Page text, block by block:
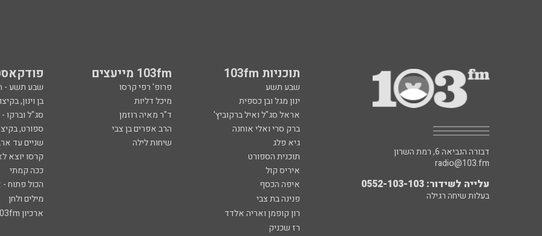
תוכניות 103fm 103fm מייעצים
שבע תשע פרופ' רפי קרסו שבע תשע -
ינון מגל ובן כספית
מיכל דליות בן וינון,
אראל סג"ל ואיל ברקוביץ'
ד"ר מאיה רוזמן סג"ל וברקו
ברק סרי ואלי אוחנה
הרב אפרים בן צבי ספורט,
גיא פלג
שיחות לילה שניים עד
תוכנית הספורט
קרסו יוצא
איריס קול
ככה קמתי
איפה הכסף
הכול פתוח -
פנינה בת צבי
מילים ולחן
רון קופמן ואריה אלדד
ארכיון 103fm
רז שכניק
דבורה הנביאה 6, רמת השרון
radio@103.fm
עלייה לשידור: 0552-103-103
בעלות שיחה רגילה